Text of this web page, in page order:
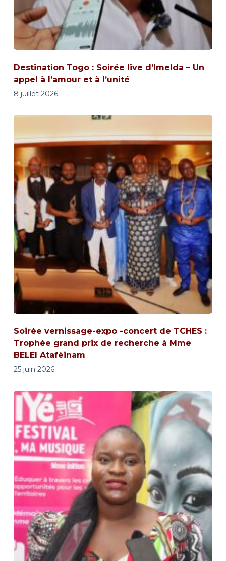
Destination Togo : Soirée live d’Imelda – Un
appel à l’amour et à l’unité
8 juillet 2026
Soirée vernissage-expo -concert de TCHES :
Trophée grand prix de recherche à Mme
BELEI Atafèinam
25 juin 2026